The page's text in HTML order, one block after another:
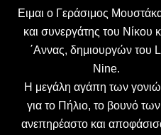
Ειμαι ο Γεράσιμος
και συνεργάτης του Νίκου
΄Αννας, δημιουργών του
Nine.
H μεγάλη αγάπη των
για το Πήλιο, το βουνό
ανεπηρέαστο και